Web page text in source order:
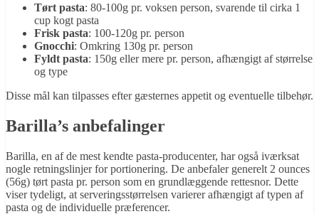
Tørt pasta: 80-100g pr. voksen person, svarende til cirka 1
cup kogt pasta
Frisk pasta: 100-120g pr. person
Gnocchi: Omkring 130g pr. person
Fyldt pasta: 150g eller mere pr. person, afhængigt af størrelse
og type
Disse mål kan tilpasses efter gæsternes appetit og eventuelle tilbehør.
Barilla’s anbefalinger
Barilla, en af de mest kendte pasta-producenter, har også iværksat
nogle retningslinjer for portionering. De anbefaler generelt 2 ounces
(56g) tørt pasta pr. person som en grundlæggende rettesnor. Dette
viser tydeligt, at serveringsstørrelsen varierer afhængigt af typen af
pasta og de individuelle præferencer.